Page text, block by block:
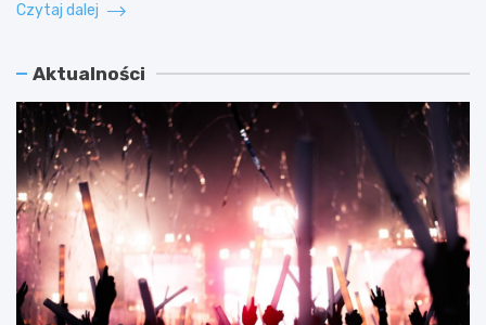
Czytaj dalej
Aktualności